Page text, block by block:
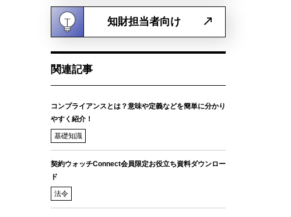
知財担当者向け
関連記事
コンプライアンスとは？意味や定義などを簡単に分かり
やすく紹介！
基礎知識
契約ウォッチConnect会員限定お役立ち資料ダウンロー
ド
法令